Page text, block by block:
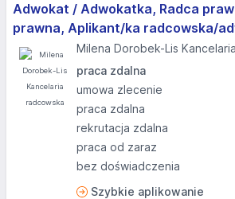
Adwokat / Adwokatka, Radca
prawna, Aplikant/ka radcowska/
Milena Dorobek-Lis
praca zdalna
umowa zlecenie
praca zdalna
rekrutacja zdalna
praca od zaraz
bez doświadczenia
Szybkie aplikowanie